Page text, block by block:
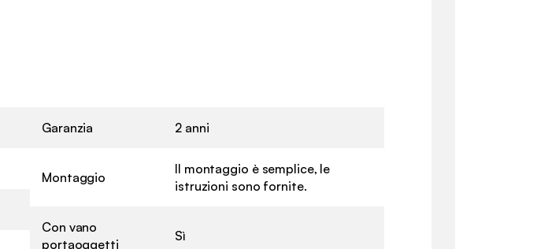
Garanzia 2 anni
Montaggio
Il montaggio è semplice, le
istruzioni sono fornite.
Con vano
portaoggetti
Sì